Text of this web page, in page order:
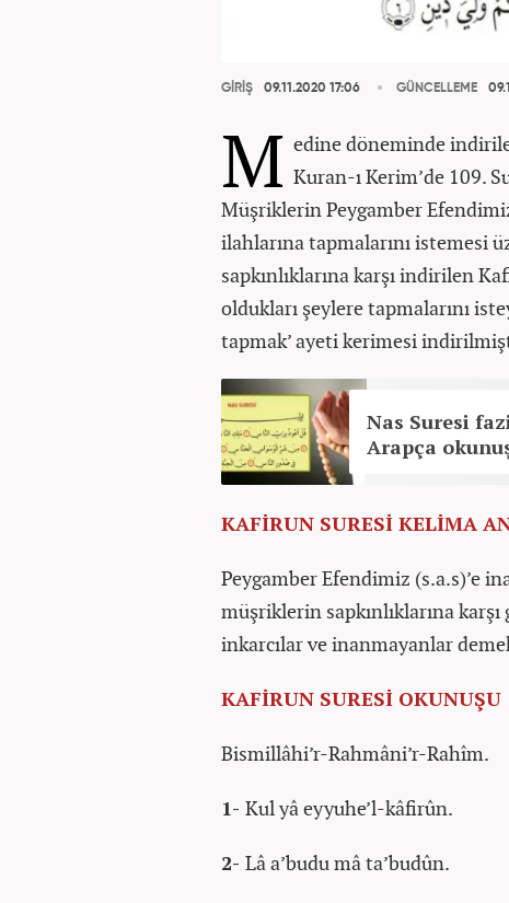
GİRİŞ 09.11.2020 17:06 GÜNCELLEME
M edine döneminde
Kuran-ı Kerim’de 109.
Müşriklerin Peygamber
ilahlarına tapmalarını istemesi
sapkınlıklarına karşı indirilen
oldukları şeylere tapmalarını
tapmak’ ayeti kerimesi
Nas Suresi
Arapça
KAFİRUN SURESİ KELİMA
Peygamber Efendimiz (s.a.s)’e
müşriklerin sapkınlıklarına
inkarcılar ve inanmayanlar
KAFİRUN SURESİ OKUNUŞU
Bismillâhi’r-Rahmâni’r-Rahîm.
1- Kul yâ eyyuhe’l-kâfirûn.
2- Lâ a’budu mâ ta’budûn.